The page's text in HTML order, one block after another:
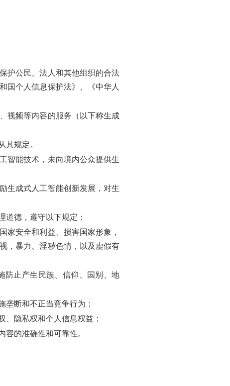
护公民、法人和其他组织的合法
国个人信息保护法》、《中华人
视频等内容的服务（以下称生成
其规定。
智能技术，未向境内公众提供生
生成式人工智能创新发展，对生
德，遵守以下规定：
家安全和利益、损害国家形象，
，暴力、淫秽色情，以及虚假有
防止产生民族、信仰、国别、地
垄断和不正当竞争行为；
、隐私权和个人信息权益；
容的准确性和可靠性。